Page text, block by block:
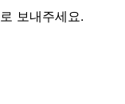
로 보내주세요.